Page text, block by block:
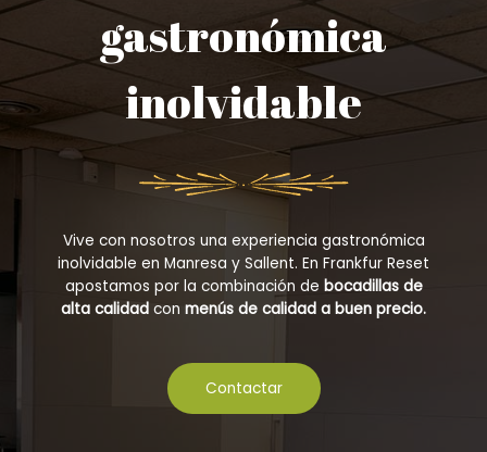
gastronómica
inolvidable
Vive con nosotros una experiencia gastronómica
inolvidable en Manresa y Sallent. En Frankfur Reset
apostamos por la combinación de bocadillas de
alta calidad con menús de calidad a buen precio.
Contactar